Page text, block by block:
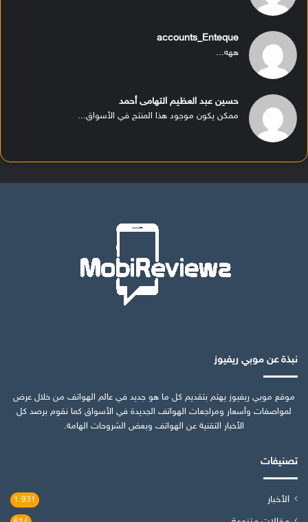
accounts_Enteque
ههه...
حسين عبد العظيم التهامى أحمد
ممكن يكون موجود هذا المنتج في الأسواق...
نبذة عن موبي ريفيوز
موقع موبي ريفيوز يهتم بتقديم كل ما هو جديد في عالم الهواتف من خلال عرض
لمواصفات وأسعار ومراجعات الهواتف الجديدة في الأسواق كما نقوم برصد كل
الأخبار التقنية عن الهواتف وبعض الشروحات الهامة.
تصنيفات
الأخبار 1٬931